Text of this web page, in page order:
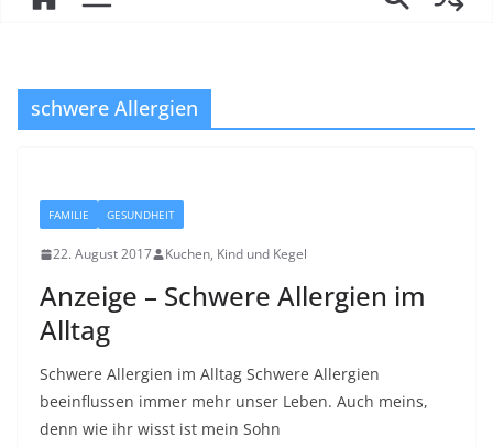
schwere Allergien
FAMILIE GESUNDHEIT
22. August 2017 Kuchen, Kind und Kegel
Anzeige – Schwere Allergien im
Alltag
Schwere Allergien im Alltag Schwere Allergien
beeinflussen immer mehr unser Leben. Auch meins,
denn wie ihr wisst ist mein Sohn